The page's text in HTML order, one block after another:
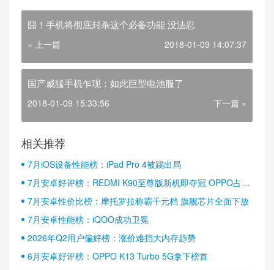
囧！手机将彻底封杀这个必备功能 没法忍
« 上一篇 2018-01-09 14:07:37
国产威猛手机乍现：如此巨型电池服了
2018-01-09 15:33:56 下一篇 »
相关推荐
7月iOS设备性能榜：iPad Pro 4被踢出局
7月安卓好评榜：REDMI K90至尊版新机即夺冠 OPPO占据
半壁江山
7月安卓性价比榜：摩托罗拉称霸千元档 旗舰芯片全面下放
7月安卓性能榜：iQOO成功卫冕
2026年Q2用户偏好榜：涨价难挡大内存趋势
6月安卓好评榜：OPPO K13 Turbo 5G拿下榜首